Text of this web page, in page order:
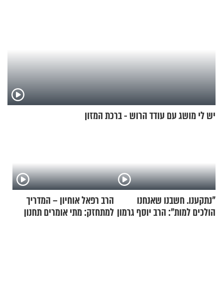
יש לי מושג עם עודד הרוש - ברכת המזון
"נתקענו. חשבנו שאנחנו
הולכים למות": הרב יוסף גרמון
הרב רפאל אוחיון – המדריך
למתחזק: מתי אומרים תחנון